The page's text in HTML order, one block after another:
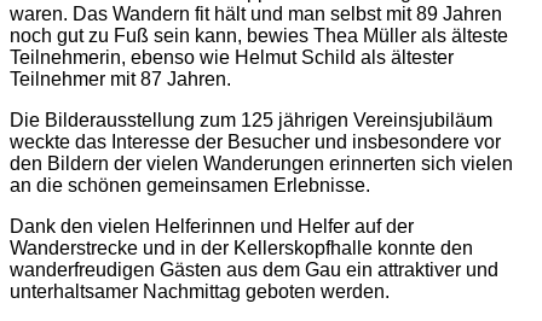
waren. Das Wandern fit hält und man selbst mit 89 Jahren
noch gut zu Fuß sein kann, bewies Thea Müller als älteste
Teilnehmerin, ebenso wie Helmut Schild als ältester
Teilnehmer mit 87 Jahren.
Die Bilderausstellung zum 125 jährigen Vereinsjubiläum
weckte das Interesse der Besucher und insbesondere vor
den Bildern der vielen Wanderungen erinnerten sich vielen
an die schönen gemeinsamen Erlebnisse.
Dank den vielen Helferinnen und Helfer auf der
Wanderstrecke und in der Kellerskopfhalle konnte den
wanderfreudigen Gästen aus dem Gau ein attraktiver und
unterhaltsamer Nachmittag geboten werden.